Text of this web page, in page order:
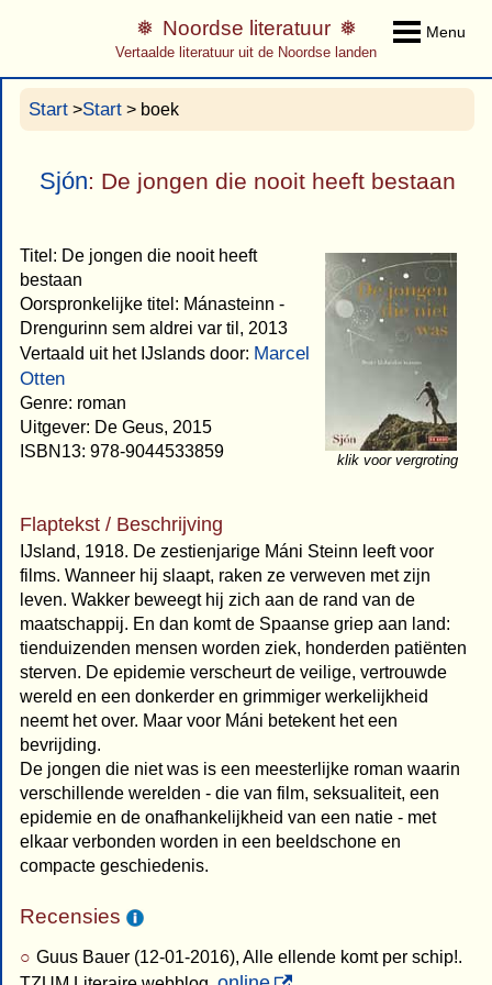
Menu
Noordse literatuur
Vertaalde literatuur uit de Noordse landen
Start >Start > boek
Sjón: De jongen die nooit heeft bestaan
klik voor vergroting
Titel: De jongen die nooit heeft
bestaan
Oorspronkelijke titel: Mánasteinn -
Drengurinn sem aldrei var til, 2013
Vertaald uit het IJslands door: Marcel
Otten
Genre: roman
Uitgever: De Geus, 2015
ISBN13: 978-9044533859
Flaptekst / Beschrijving
IJsland, 1918. De zestienjarige Máni Steinn leeft voor
films. Wanneer hij slaapt, raken ze verweven met zijn
leven. Wakker beweegt hij zich aan de rand van de
maatschappij. En dan komt de Spaanse griep aan land:
tienduizenden mensen worden ziek, honderden patiënten
sterven. De epidemie verscheurt de veilige, vertrouwde
wereld en een donkerder en grimmiger werkelijkheid
neemt het over. Maar voor Máni betekent het een
bevrijding.
De jongen die niet was is een meesterlijke roman waarin
verschillende werelden - die van film, seksualiteit, een
epidemie en de onafhankelijkheid van een natie - met
elkaar verbonden worden in een beeldschone en
compacte geschiedenis.
Recensies
Guus Bauer (12-01-2016), Alle ellende komt per schip!.